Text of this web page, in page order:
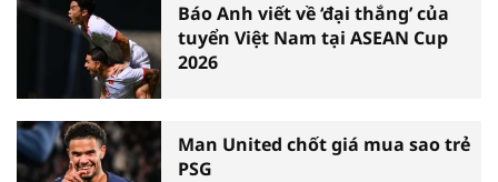
Báo Anh viết về ‘đại thắng’ của
tuyển Việt Nam tại ASEAN Cup
2026
Man United chốt giá mua sao trẻ
PSG